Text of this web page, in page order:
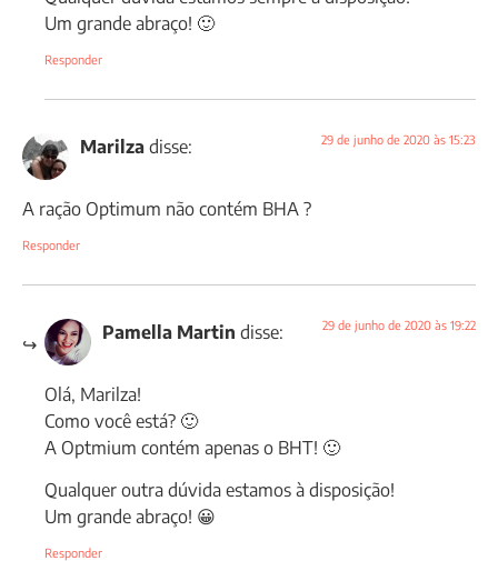
Um grande abraço! 🙂
Responder
Marilzadisse: 29 de junho de 2020 às 15:23
A ração Optimum não contém BHA ?
Responder
Pamella Martin disse: 29 de junho de 2020 às 19:22
Olá, Marilza!
Como você está? 🙂
A Optmium contém apenas o BHT! 🙂
Qualquer outra dúvida estamos à disposição!
Um grande abraço! 😀
Responder